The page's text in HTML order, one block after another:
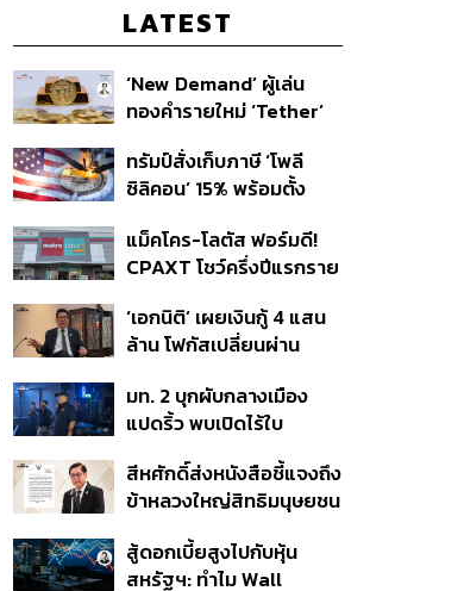
LATEST
‘New Demand’ ผู้เล่น
ทองคำรายใหม่ ‘Tether’
ทรัมป์สั่งเก็บภาษี ‘โพลี
ซิลิคอน’ 15% พร้อมตั้ง
แม็คโคร-โลตัส ฟอร์มดี!
CPAXT โชว์ครึ่งปีแรกราย
ปรับโฉมสาขาใหม่ดันพื้นที่
เช่าโต
‘เอกนิติ’ เผยเงินกู้ 4 แสน
ล้าน โฟกัสเปลี่ยนผ่าน
พลัส’ เฟส 2 รอประเมิน
ความเหมาะสม
มท. 2 บุกผับกลางเมือง
แปดริ้ว พบเปิดไร้ใบ
ใช้บริการ ฉี่ม่วง 32 ราย
จ่อปิด 5 ปี
สีหศักดิ์ส่งหนังสือชี้แจงถึง
ข้าหลวงใหญ่สิทธิมนุษยชน
เคลื่อน-ไม่เป็นธรรม’
สู้ดอกเบี้ยสูงไปกับหุ้น
สหรัฐฯ: ทำไม Wall